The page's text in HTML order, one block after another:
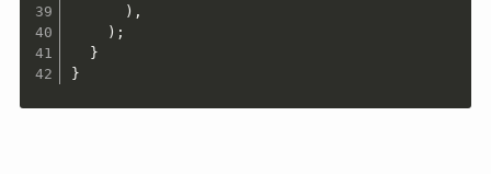
      ),
    );
  }
}